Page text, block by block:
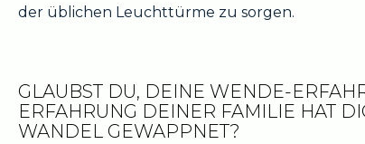
der üblichen Leuchttürme zu sorgen.
GLAUBST DU, DEINE WENDE-
ERFAHRUNG DEINER FAMILIE HAT
WANDEL GEWAPPNET?